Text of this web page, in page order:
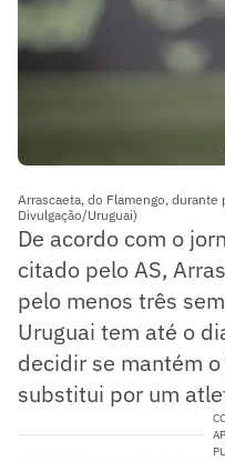
Arrascaeta, do Flamengo, durante
Divulgação/Uruguai)
De acordo com o
citado pelo AS,
pelo menos três
Uruguai tem até o
decidir se mantém
substitui por um